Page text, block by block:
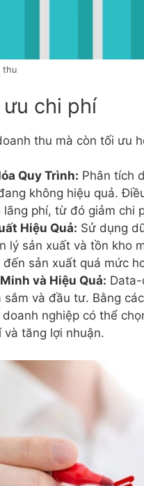
thu
chi phí
thu mà còn tối ưu
Quy Trình: Phân tích
không hiệu quả.
phí, từ đó giảm chi
Hiệu Quả: Sử dụng
lý sản xuất và tồn kho
sản xuất quá mức
và Hiệu Quả:
và đầu tư. Bằng
nghiệp có thể
tăng lợi nhuận.